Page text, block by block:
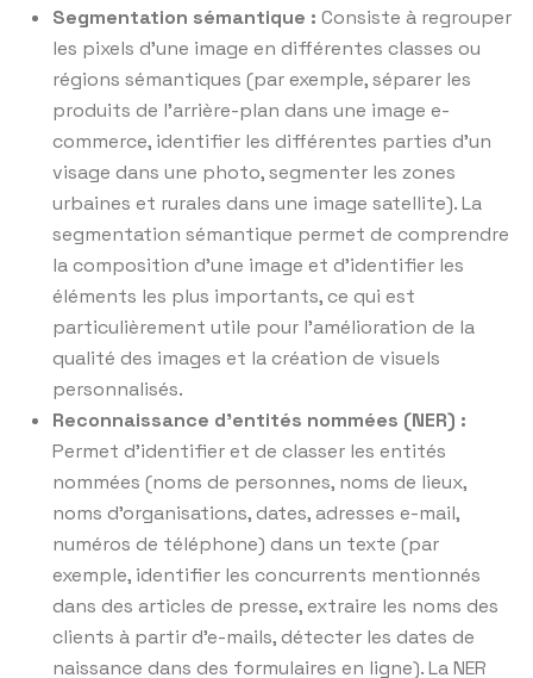
Segmentation sémantique : Consiste à regrouper
les pixels d’une image en différentes classes ou
régions sémantiques (par exemple, séparer les
produits de l’arrière-plan dans une image e-
commerce, identifier les différentes parties d’un
visage dans une photo, segmenter les zones
urbaines et rurales dans une image satellite). La
segmentation sémantique permet de comprendre
la composition d’une image et d’identifier les
éléments les plus importants, ce qui est
particulièrement utile pour l’amélioration de la
qualité des images et la création de visuels
personnalisés.
Reconnaissance d’entités nommées (NER) :
Permet d’identifier et de classer les entités
nommées (noms de personnes, noms de lieux,
noms d’organisations, dates, adresses e-mail,
numéros de téléphone) dans un texte (par
exemple, identifier les concurrents mentionnés
dans des articles de presse, extraire les noms des
clients à partir d’e-mails, détecter les dates de
naissance dans des formulaires en ligne). La NER